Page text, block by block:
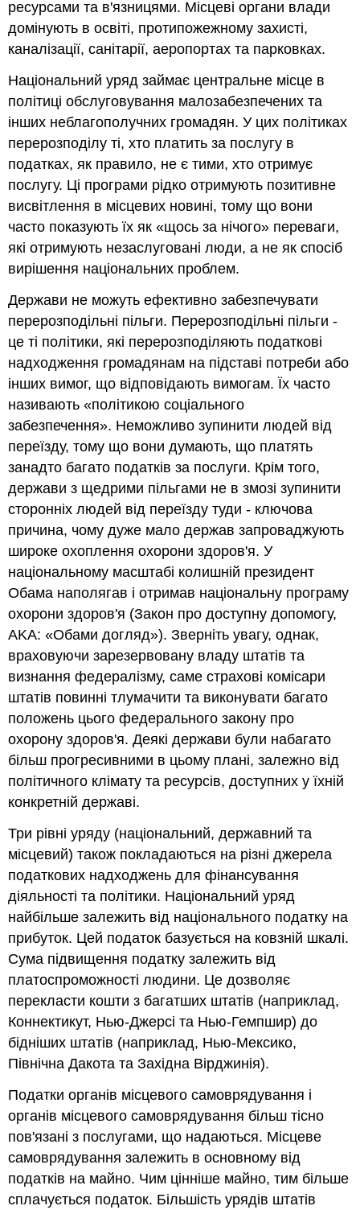
ресурсами та в'язницями. Місцеві органи влади
домінують в освіті, протипожежному захисті,
каналізації, санітарії, аеропортах та парковках.
Національний уряд займає центральне місце в
політиці обслуговування малозабезпечених та
інших неблагополучних громадян. У цих політиках
перерозподілу ті, хто платить за послугу в
податках, як правило, не є тими, хто отримує
послугу. Ці програми рідко отримують позитивне
висвітлення в місцевих новині, тому що вони
часто показують їх як «щось за нічого» переваги,
які отримують незаслуговані люди, а не як спосіб
вирішення національних проблем.
Держави не можуть ефективно забезпечувати
перерозподільні пільги. Перерозподільні пільги -
це ті політики, які перерозподіляють податкові
надходження громадянам на підставі потреби або
інших вимог, що відповідають вимогам. Їх часто
називають «політикою соціального
забезпечення». Неможливо зупинити людей від
переїзду, тому що вони думають, що платять
занадто багато податків за послуги. Крім того,
держави з щедрими пільгами не в змозі зупинити
сторонніх людей від переїзду туди - ключова
причина, чому дуже мало держав запроваджують
широке охоплення охорони здоров'я. У
національному масштабі колишній президент
Обама наполягав і отримав національну програму
охорони здоров'я (Закон про доступну допомогу,
AKA: «Обами догляд»). Зверніть увагу, однак,
враховуючи зарезервовану владу штатів та
визнання федералізму, саме страхові комісари
штатів повинні тлумачити та виконувати багато
положень цього федерального закону про
охорону здоров'я. Деякі держави були набагато
більш прогресивними в цьому плані, залежно від
політичного клімату та ресурсів, доступних у їхній
конкретній державі.
Три рівні уряду (національний, державний та
місцевий) також покладаються на різні джерела
податкових надходжень для фінансування
діяльності та політики. Національний уряд
найбільше залежить від національного податку на
прибуток. Цей податок базується на ковзній шкалі.
Сума підвищення податку залежить від
платоспроможності людини. Це дозволяє
перекласти кошти з багатших штатів (наприклад,
Коннектикут, Нью-Джерсі та Нью-Гемпшир) до
бідніших штатів (наприклад, Нью-Мексико,
Північна Дакота та Західна Вірджинія).
Податки органів місцевого самоврядування і
органів місцевого самоврядування більш тісно
пов'язані з послугами, що надаються. Місцеве
самоврядування залежить в основному від
податків на майно. Чим цінніше майно, тим більше
сплачується податок. Більшість урядів штатів